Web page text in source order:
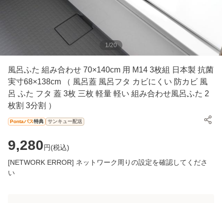
1 /20
風呂ふた 組み合わせ 70×140cm 用 M14 3枚組 日本製 抗菌
実寸68×138cm （ 風呂蓋 風呂フタ カビにくい 防カビ 風
呂 ふた フタ 蓋 3枚 三枚 軽量 軽い 組み合わせ風呂ふた 2
枚割 3分割 ）
Pontaパス特典 サンキュー配送
9,280円(税込)
[NETWORK ERROR] ネットワーク周りの設定を確認してくださ
い